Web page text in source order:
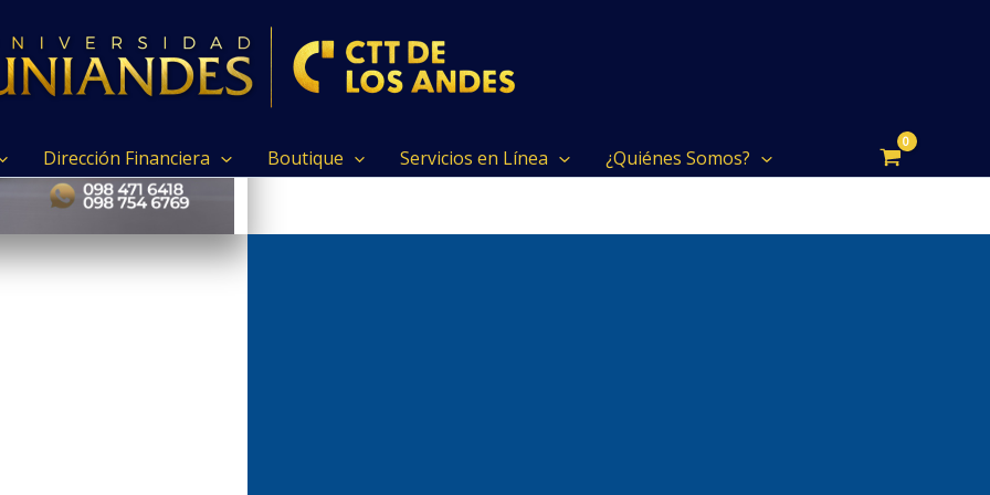
Dirección Financiera Boutique Servicios en Línea
¿Quiénes Somos?